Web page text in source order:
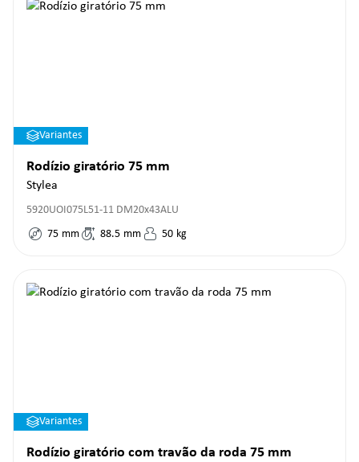
Variantes
Rodízio giratório 75 mm
Stylea
5920UOI075L51-11 DM20x43ALU
75 mm 88.5 mm 50 kg
Variantes
Rodízio giratório com travão da roda 75 mm